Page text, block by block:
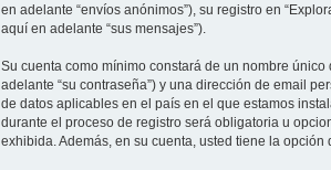
en adelante “envíos anónimos”), su registro en
aquí en adelante “sus mensajes”).
Su cuenta como mínimo constará de un nombre
adelante “su contraseña”) y una dirección de email
de datos aplicables en el país en el que estamos
durante el proceso de registro será obligatoria u
exhibida. Además, en su cuenta, usted tiene la